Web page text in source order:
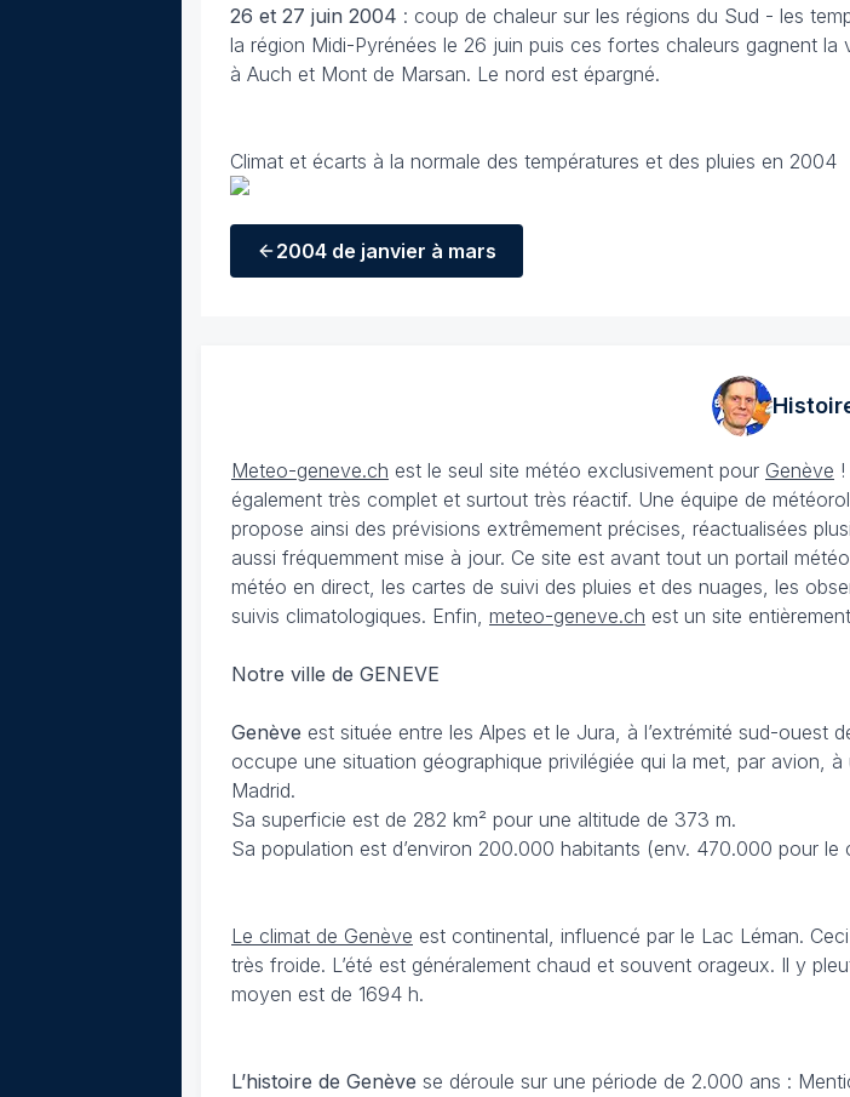
26 et 27 juin 2004 : coup de chaleur sur les régions du Sud - les
la région Midi-Pyrénées le 26 juin puis ces fortes chaleurs gagnent la
à Auch et Mont de Marsan. Le nord est épargné.
Climat et écarts à la normale des températures et des pluies en 2004
2004 de janvier à mars
Meteo-geneve.ch est le seul site météo exclusivement pour Genève
également très complet et surtout très réactif. Une équipe de
propose ainsi des prévisions extrêmement précises, réactualisées
aussi fréquemment mise à jour. Ce site est avant tout un portail
météo en direct, les cartes de suivi des pluies et des nuages, les
suivis climatologiques. Enfin, meteo-geneve.ch est un site
Notre ville de GENEVE
Genève est située entre les Alpes et le Jura, à l’extrémité sud-ouest
occupe une situation géographique privilégiée qui la met, par avion,
Madrid.
Sa superficie est de 282 km² pour une altitude de 373 m.
Sa population est d’environ 200.000 habitants (env. 470.000 pour le
Le climat de Genève est continental, influencé par le Lac Léman.
très froide. L’été est généralement chaud et souvent orageux. Il y
moyen est de 1694 h.
L’histoire de Genève se déroule sur une période de 2.000 ans :